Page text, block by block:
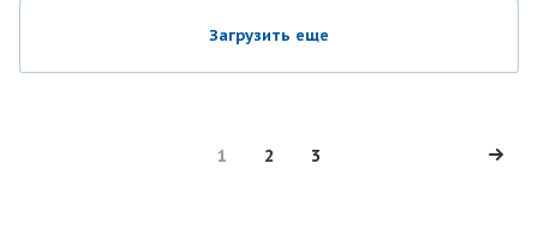
Загрузить еще
1 2 3